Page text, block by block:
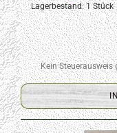
Lagerbestand: 1 Stück
Kein Steuerausweis